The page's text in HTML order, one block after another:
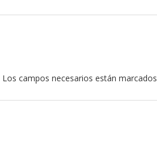
Los campos necesarios están marcados